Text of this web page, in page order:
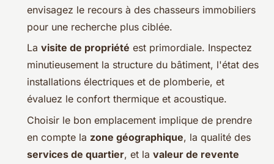
envisagez le recours à des chasseurs immobiliers
pour une recherche plus ciblée.
La visite de propriété est primordiale. Inspectez
minutieusement la structure du bâtiment, l'état des
installations électriques et de plomberie, et
évaluez le confort thermique et acoustique.
Choisir le bon emplacement implique de prendre
en compte la zone géographique, la qualité des
services de quartier, et la valeur de revente